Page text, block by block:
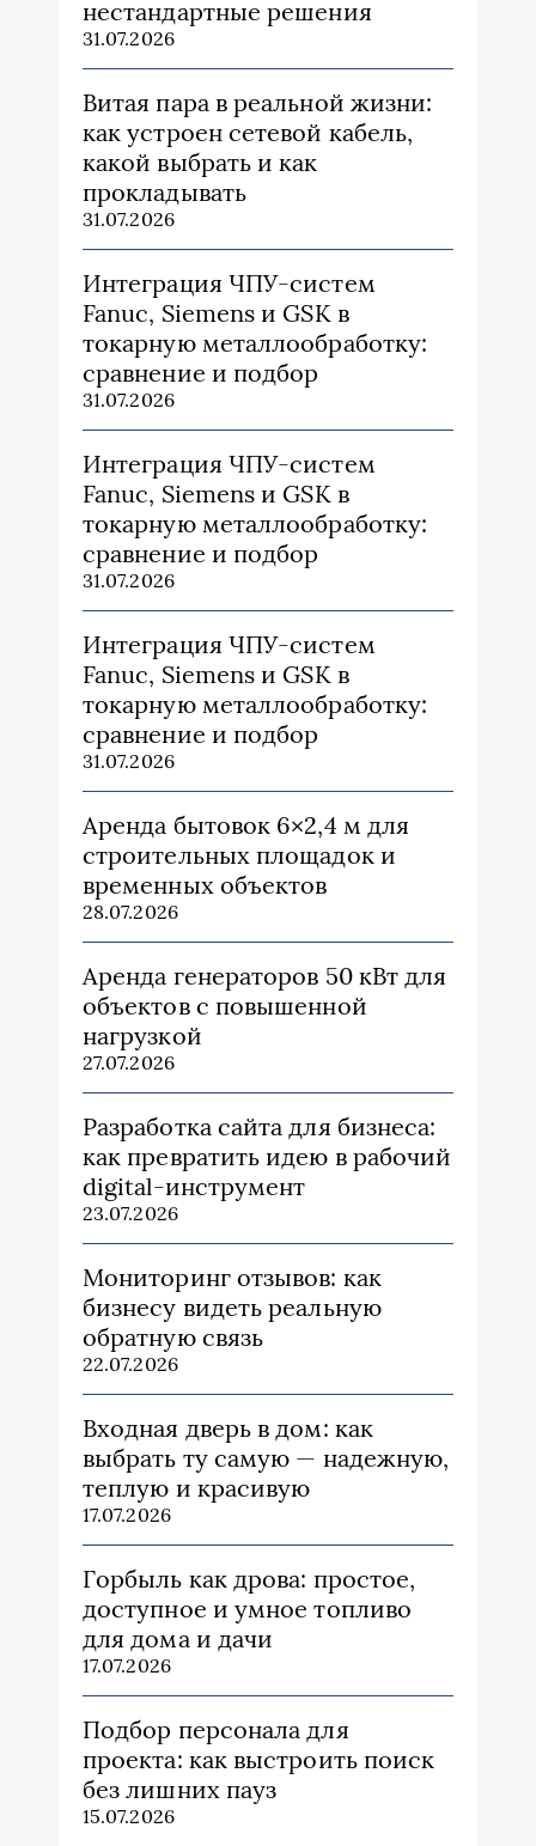
нестандартные решения
31.07.2026
Витая пара в реальной жизни:
как устроен сетевой кабель,
какой выбрать и как
прокладывать
31.07.2026
Интеграция ЧПУ-систем
Fanuc, Siemens и GSK в
токарную металлообработку:
сравнение и подбор
31.07.2026
Интеграция ЧПУ-систем
Fanuc, Siemens и GSK в
токарную металлообработку:
сравнение и подбор
31.07.2026
Интеграция ЧПУ-систем
Fanuc, Siemens и GSK в
токарную металлообработку:
сравнение и подбор
31.07.2026
Аренда бытовок 6×2,4 м для
строительных площадок и
временных объектов
28.07.2026
Аренда генераторов 50 кВт для
объектов с повышенной
нагрузкой
27.07.2026
Разработка сайта для бизнеса:
как превратить идею в рабочий
digital-инструмент
23.07.2026
Мониторинг отзывов: как
бизнесу видеть реальную
обратную связь
22.07.2026
Входная дверь в дом: как
выбрать ту самую — надежную,
теплую и красивую
17.07.2026
Горбыль как дрова: простое,
доступное и умное топливо
для дома и дачи
17.07.2026
Подбор персонала для
проекта: как выстроить поиск
без лишних пауз
15.07.2026